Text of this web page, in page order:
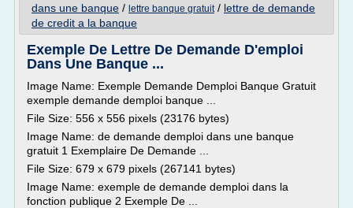
dans une banque / lettre banque gratuit/ lettre de demande
de credit a la banque
Exemple De Lettre De Demande D'emploi
Dans Une Banque ...
Image Name: Exemple Demande Demploi Banque Gratuit
exemple demande demploi banque ...
File Size: 556 x 556 pixels (23176 bytes)
Image Name: de demande demploi dans une banque
gratuit 1 Exemplaire De Demande ...
File Size: 679 x 679 pixels (267141 bytes)
Image Name: exemple de demande demploi dans la
fonction publique 2 Exemple De ...